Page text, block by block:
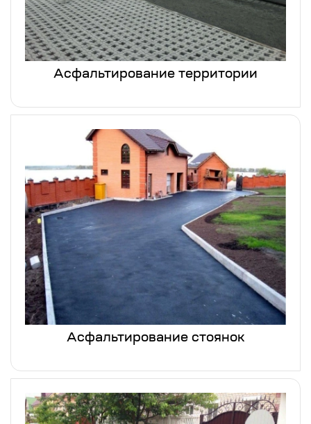
Асфальтирование территории
Асфальтирование стоянок